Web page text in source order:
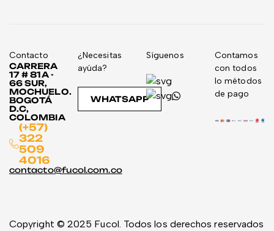
Contacto
CARRERA
17 # 81A -
66 SUR,
MOCHUELO.
BOGOTÁ
D.C,
COLOMBIA
(+57)
322
509
4016
contacto@fucol.com.co
¿Necesitas
ayúda?
WHATSAPP
Síguenos
Contamos
con todos
lo métodos
de pago
Copyright © 2025 Fucol. Todos los derechos reservados